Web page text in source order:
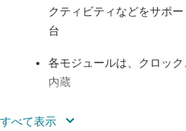
クティビティなどをサポ
台
各モジュールは、クロッ
内蔵
ハードウェアのカスタマイ